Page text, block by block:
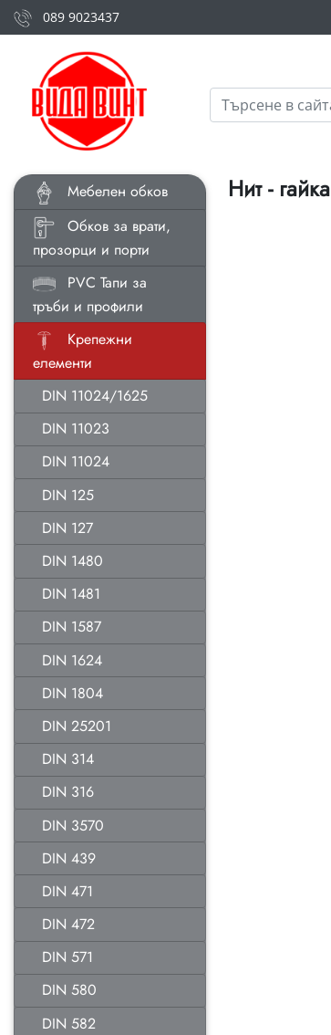
089 9023437
Мебелен обков
Обков за врати,
прозорци и порти
PVC Тапи за
тръби и профили
Крепежни
елементи
DIN 11024/1625
DIN 11023
DIN 11024
DIN 125
DIN 127
DIN 1480
DIN 1481
DIN 1587
DIN 1624
DIN 1804
DIN 25201
DIN 314
DIN 316
DIN 3570
DIN 439
DIN 471
DIN 472
DIN 571
DIN 580
DIN 582
Нит - гайка